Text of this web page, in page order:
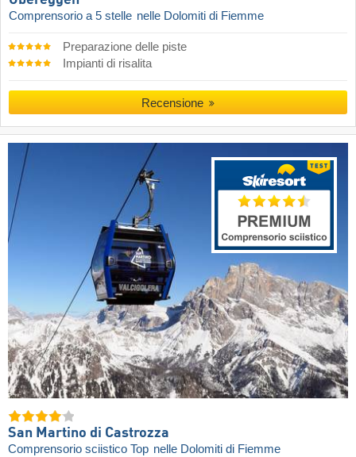
Comprensorio a 5 stelle nelle Dolomiti di Fiemme
Preparazione delle piste
Impianti di risalita
Recensione
San Martino di Castrozza
Comprensorio sciistico Top nelle Dolomiti di Fiemme